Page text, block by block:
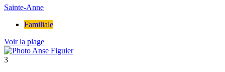
Sainte-Anne
Familiale
Voir la plage
3